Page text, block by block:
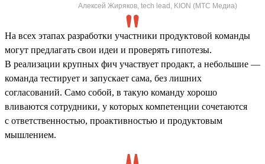
Алексей Жиряков, tech lead, KION (МТС Медиа)
На всех этапах разработки участники продуктовой команды
могут предлагать свои идеи и проверять гипотезы.
В реализации крупных фич участвует продакт, а небольшие —
команда тестирует и запускает сама, без лишних
согласований. Само собой, в такую команду хорошо
вливаются сотрудники, у которых компетенции сочетаются
с ответственностью, проактивностью и продуктовым
мышлением.